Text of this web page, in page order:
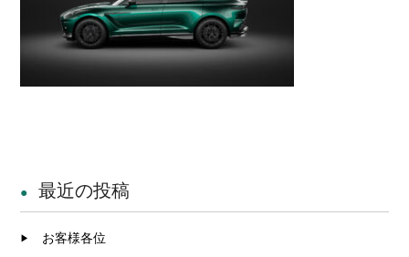
最近の投稿
お客様各位